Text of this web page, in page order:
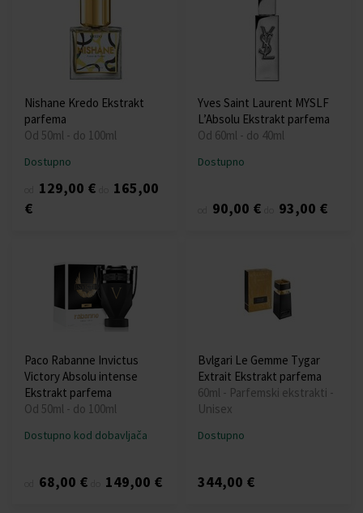
Nishane Kredo Ekstrakt
parfema
Od 50ml - do 100ml
Dostupno
129,00 €
165,00
€
Yves Saint Laurent MYSLF
L’Absolu Ekstrakt parfema
Od 60ml - do 40ml
Dostupno
90,00 € 93,00 €
Paco Rabanne Invictus
Victory Absolu intense
Ekstrakt parfema
Od 50ml - do 100ml
Dostupno kod dobavljača
68,00 € 149,00 €
Bvlgari Le Gemme Tygar
Extrait Ekstrakt parfema
60ml - Parfemski ekstrakti -
Unisex
Dostupno
344,00 €